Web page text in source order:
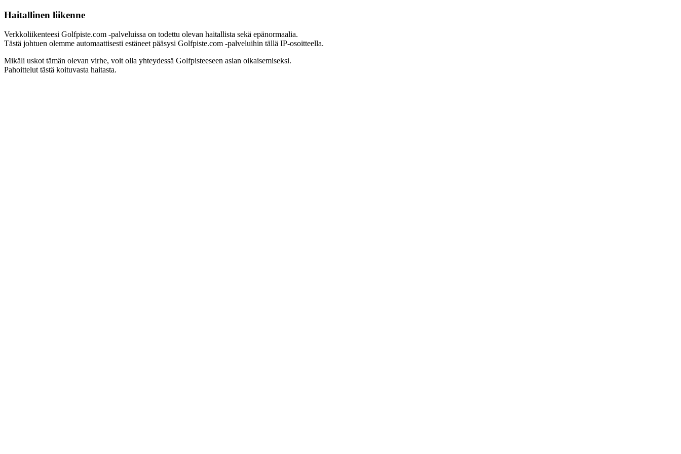
Haitallinen liikenne
Verkkoliikenteesi Golfpiste.com -palveluissa on todettu olevan haitallista sekä epänormaalia.
Tästä johtuen olemme automaattisesti estäneet pääsysi Golfpiste.com -palveluihin tällä IP-osoitteella.
Mikäli uskot tämän olevan virhe, voit olla yhteydessä Golfpisteeseen asian oikaisemiseksi.
Pahoittelut tästä koituvasta haitasta.